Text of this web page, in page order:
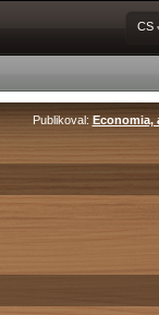
CS
Publikoval: Economia,